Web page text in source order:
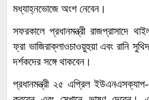
মধ্যাহ্নভোজে অংশ নেবেন।
সফরকালে প্রধানমন্ত্রী রাজপ্রাসাদে
ফ্রা ভাজিরাক্লাওচাওয়ুহুয়া এবং রানি
দর্শকদের সঙ্গে থাকবেন।
প্রধানমন্ত্রী ২৫ এপ্রিল